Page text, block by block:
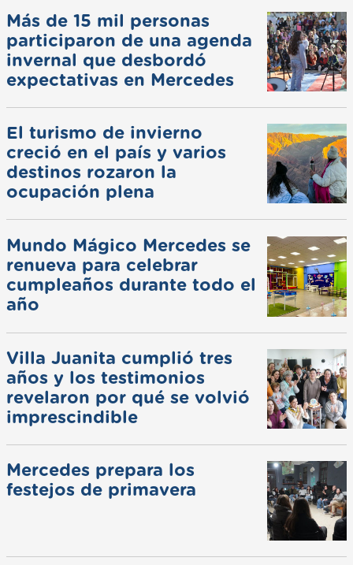
Más de 15 mil personas
participaron de una agenda
invernal que desbordó
expectativas en Mercedes
El turismo de invierno
creció en el país y varios
destinos rozaron la
ocupación plena
Mundo Mágico Mercedes se
renueva para celebrar
cumpleaños durante todo el
año
Villa Juanita cumplió tres
años y los testimonios
revelaron por qué se volvió
imprescindible
Mercedes prepara los
festejos de primavera